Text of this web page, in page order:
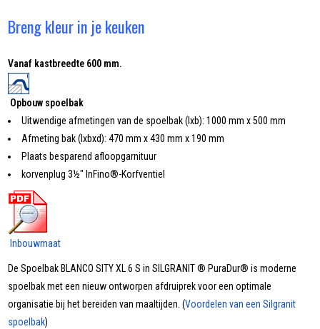
Breng kleur in je keuken
Vanaf kastbreedte 600 mm.
Opbouw spoelbak
Uitwendige afmetingen van de spoelbak (lxb): 1000 mm x 500 mm
Afmeting bak (lxbxd): 470 mm x 430 mm x 190 mm
Plaats besparend afloopgarnituur
korvenplug 3½" InFino®-Korfventiel
Inbouwmaat
De Spoelbak BLANCO SITY XL 6 S in SILGRANIT ® PuraDur® is moderne
spoelbak met een nieuw ontworpen afdruiprek voor een optimale
organisatie bij het bereiden van maaltijden. (Voordelen van een Silgranit
spoelbak)